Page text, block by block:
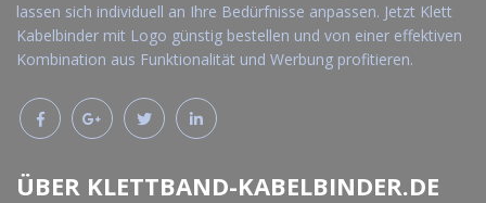
lassen sich individuell an Ihre Bedürfnisse anpassen. Jetzt Klett
Kabelbinder mit Logo günstig bestellen und von einer effektiven
Kombination aus Funktionalität und Werbung profitieren.
ÜBER KLETTBAND-KABELBINDER.DE